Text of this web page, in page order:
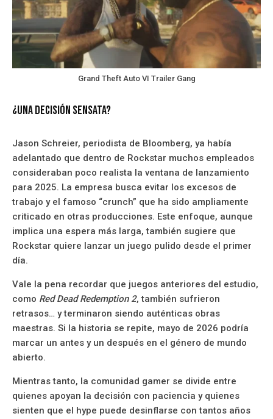
Grand Theft Auto VI Trailer Gang
¿Una decisión sensata?
Jason Schreier, periodista de Bloomberg, ya había
adelantado que dentro de Rockstar muchos empleados
consideraban poco realista la ventana de lanzamiento
para 2025. La empresa busca evitar los excesos de
trabajo y el famoso “crunch” que ha sido ampliamente
criticado en otras producciones. Este enfoque, aunque
implica una espera más larga, también sugiere que
Rockstar quiere lanzar un juego pulido desde el primer
día.
Vale la pena recordar que juegos anteriores del estudio,
como Red Dead Redemption 2, también sufrieron
retrasos… y terminaron siendo auténticas obras
maestras. Si la historia se repite, mayo de 2026 podría
marcar un antes y un después en el género de mundo
abierto.
Mientras tanto, la comunidad gamer se divide entre
quienes apoyan la decisión con paciencia y quienes
sienten que el hype puede desinflarse con tantos años